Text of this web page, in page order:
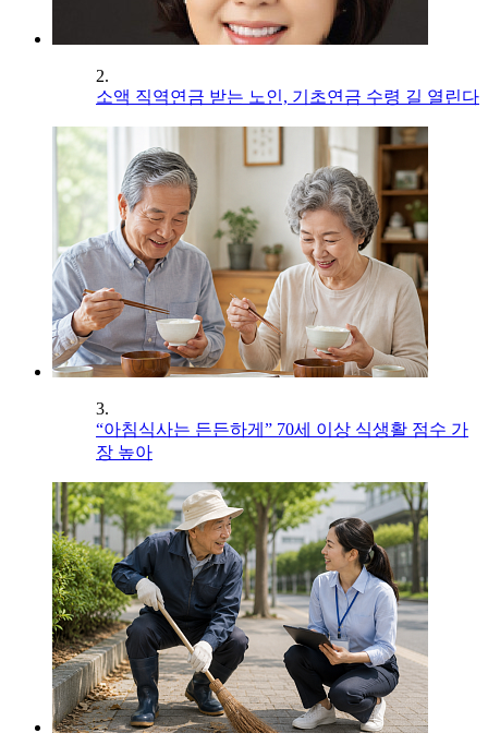
2.
소액 직역연금 받는 노인, 기초연금 수령 길 열린다
3.
“아침식사는 든든하게” 70세 이상 식생활 점수 가
장 높아